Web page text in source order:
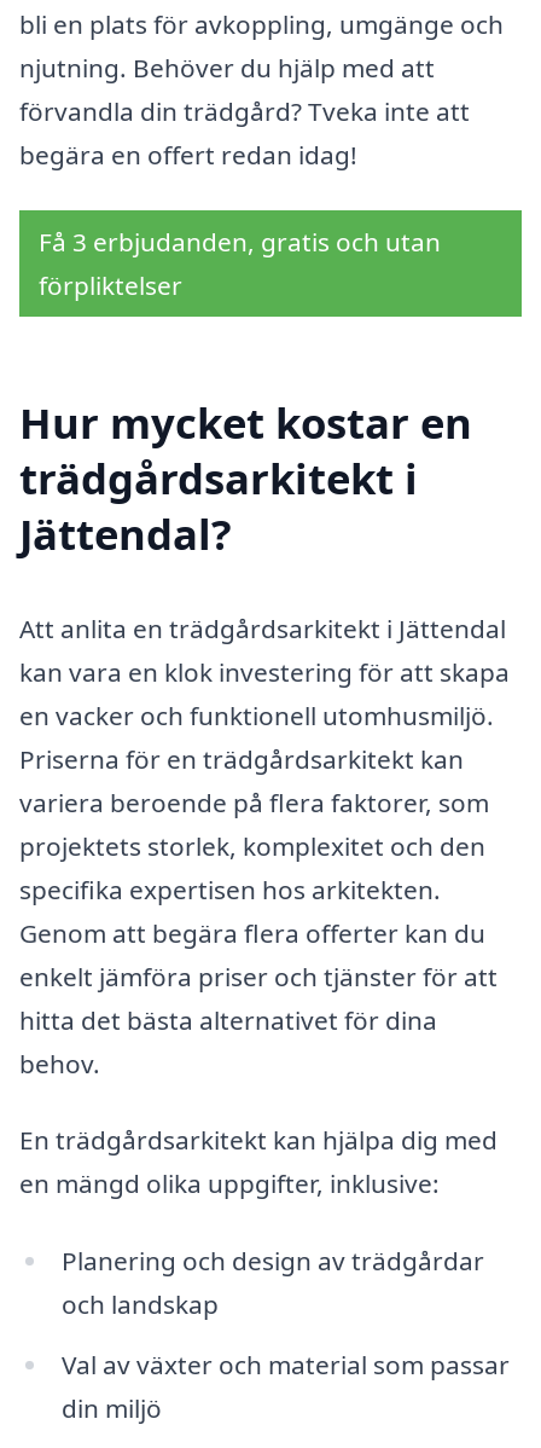
bli en plats för avkoppling, umgänge och
njutning. Behöver du hjälp med att
förvandla din trädgård? Tveka inte att
begära en offert redan idag!
Få 3 erbjudanden, gratis och utan
förpliktelser
Hur mycket kostar en
trädgårdsarkitekt i
Jättendal?
Att anlita en trädgårdsarkitekt i Jättendal
kan vara en klok investering för att skapa
en vacker och funktionell utomhusmiljö.
Priserna för en trädgårdsarkitekt kan
variera beroende på flera faktorer, som
projektets storlek, komplexitet och den
specifika expertisen hos arkitekten.
Genom att begära flera offerter kan du
enkelt jämföra priser och tjänster för att
hitta det bästa alternativet för dina
behov.
En trädgårdsarkitekt kan hjälpa dig med
en mängd olika uppgifter, inklusive:
Planering och design av trädgårdar
och landskap
Val av växter och material som passar
din miljö